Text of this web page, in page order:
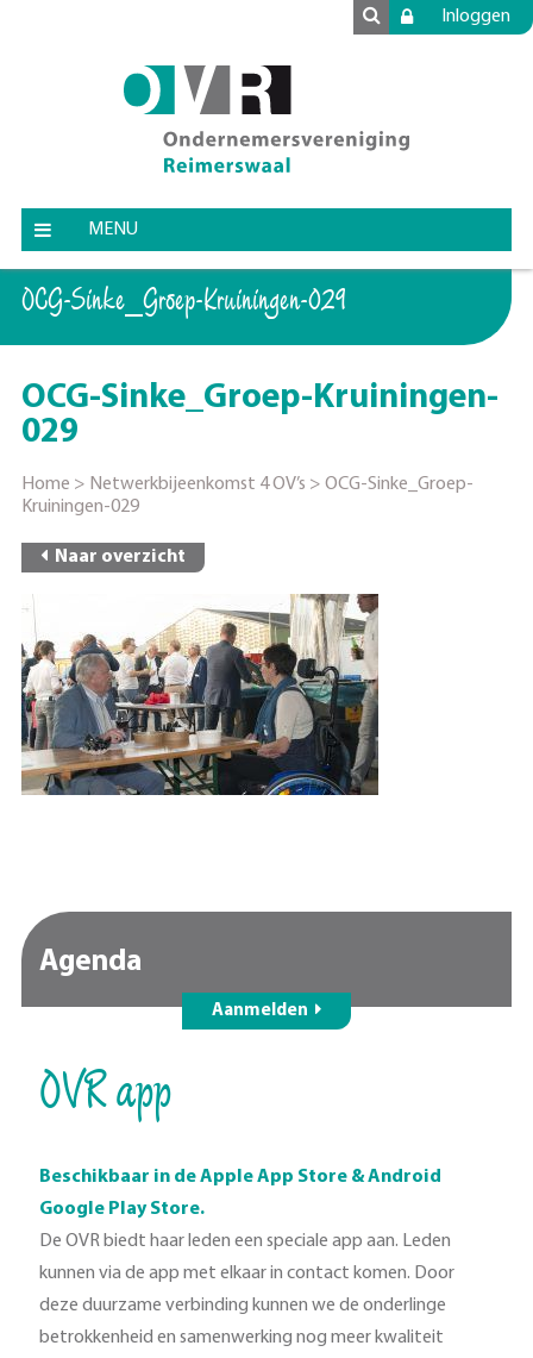
Inloggen
MENU
OCG-Sinke_Groep-Kruiningen-029
OCG-Sinke_Groep-Kruiningen-
029
Home > Netwerkbijeenkomst 4 OV’s > OCG-Sinke_Groep-
Kruiningen-029
Naar overzicht
Agenda
Aanmelden
OVR app
Beschikbaar in de Apple App Store & Android
Google Play Store.
De OVR biedt haar leden een speciale app aan. Leden
kunnen via de app met elkaar in contact komen. Door
deze duurzame verbinding kunnen we de onderlinge
betrokkenheid en samenwerking nog meer kwaliteit